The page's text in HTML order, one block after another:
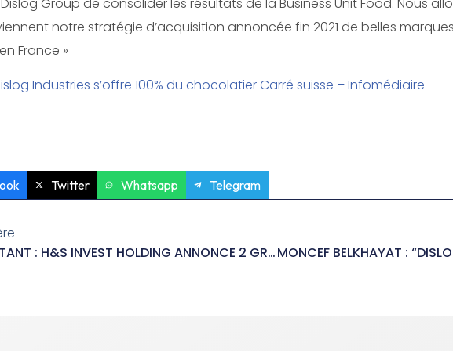
notre stratégie d’acquisition annoncée fin 2021 de belles
France »
Industries s’offre 100% du chocolatier Carré suisse – Infomédiaire
Twitter Whatsapp Telegram
IMPORTANT : H&S INVEST HOLDING ANNONCE 2 GROSSES OPÉRATIONS